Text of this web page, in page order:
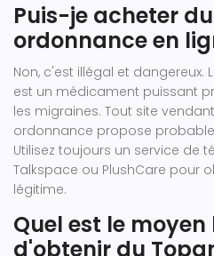
Puis-je acheter
ordonnance en
Non, c'est illégal et
est un médicament puissant
les migraines. Tout site
ordonnance propose
Utilisez toujours un service de
Talkspace ou PlushCare pour
légitime.
Quel est le
d'obtenir du